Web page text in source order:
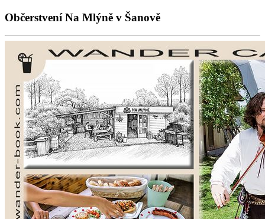
Občerstvení Na Mlýně v Šanově